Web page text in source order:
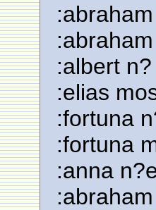
:albert
:elias
:fortuna
:fortuna
:anna